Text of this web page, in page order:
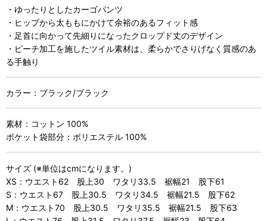
・ゆったりとしたカーゴパンツ
・ヒップから太ももにかけて余裕のあるフィット感
・足首に向かって先細りになったクロップド丈のデザイン
・ピーチ加工を施したツイル素材は、柔らかでさりげなく質感のあ
る手触り
カラー：ブラック/ブラック
素材：コットン 100%
ポケット袋部分：ポリエステル 100%
サイズ (※単位はcmになります。)
XS：ウエスト62 股上30 ワタリ33.5 裾幅21 股下61
S：ウエスト67 股上30.5 ワタリ34.5 裾幅21.5 股下62
M：ウエスト70 股上30.5 ワタリ35.5 裾幅21.5 股下63